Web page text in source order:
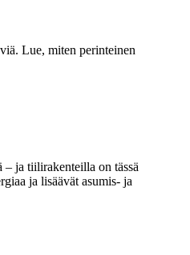
Lue, miten perinteinen
ja tiilirakenteilla on tässä
ja lisäävät asumis- ja